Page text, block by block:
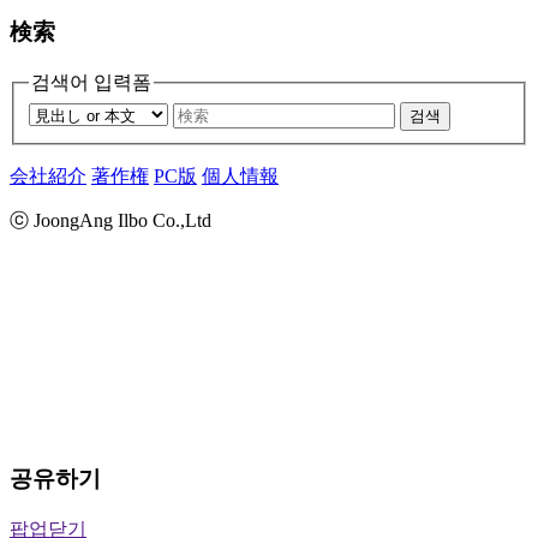
検索
검색어 입력폼
검색
会社紹介 著作権 PC版 個人情報
ⓒ JoongAng Ilbo Co.,Ltd
공유하기
팝업닫기